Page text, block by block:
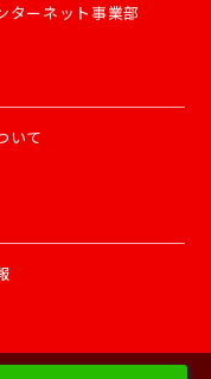
ターネット事業部
いて